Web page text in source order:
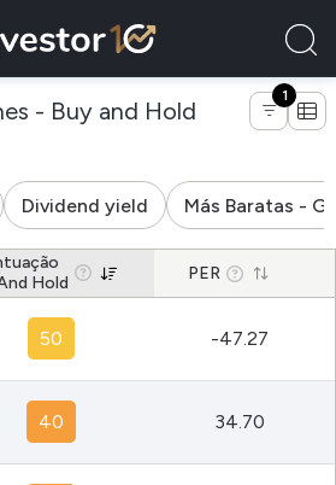
- Buy and Hold de 1
Dividend yield Más Baratas -
Hold
PER
50 -47.27
40 34.70